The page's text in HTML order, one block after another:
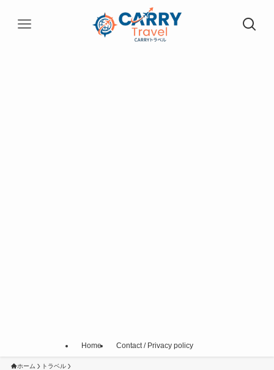
Home Contact / Privacy policy
ホーム トラベル